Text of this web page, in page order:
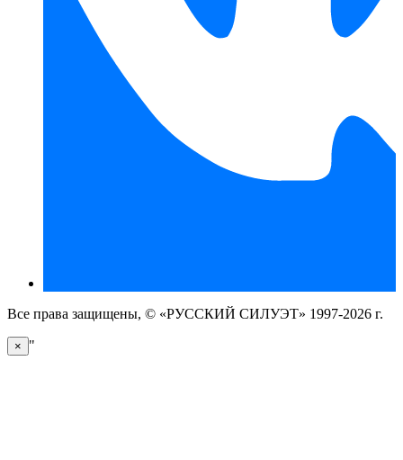
Все права защищены, © «РУССКИЙ СИЛУЭТ» 1997-2026 г.
× "